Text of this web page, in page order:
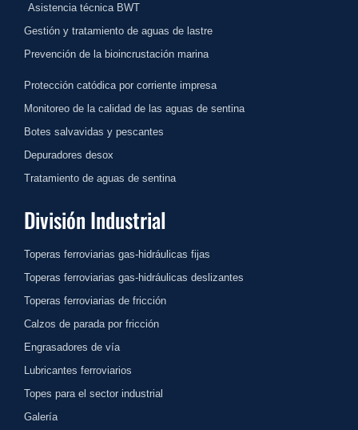
Asistencia técnica BWT
Gestión y tratamiento de aguas de lastre
Prevención de la bioincrustación marina
Protección catódica por corriente impresa
Monitoreo de la calidad de las aguas de sentina
Botes salvavidas y pescantes
Depuradores desox
Tratamiento de aguas de sentina
División Industrial
Toperas ferroviarias gas-hidráulicas fijas
Toperas ferroviarias gas-hidráulicas deslizantes
Toperas ferroviarias de fricción
Calzos de parada por fricción
Engrasadores de vía
Lubricantes ferroviarios
Topes para el sector industrial
Galería